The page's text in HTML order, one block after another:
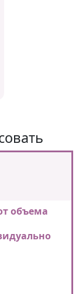
объема